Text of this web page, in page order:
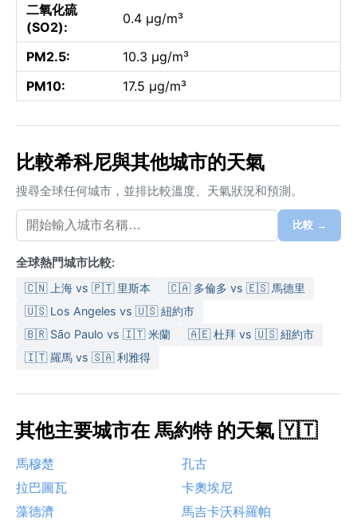
二氧化硫
(SO2):
0.4 µg/m³
PM2.5:
10.3 µg/m³
PM10:
17.5 µg/m³
比較希科尼與其他城市的天氣
搜尋全球任何城市，並排比較溫度、天氣狀況和預測。
比較 →
全球熱門城市比較:
🇨🇳 上海 vs 🇵🇹 里斯本
🇨🇦 多倫多 vs 🇪🇸 馬德里
🇺🇸 Los Angeles vs 🇺🇸 紐約市
🇧🇷 São Paulo vs 🇮🇹 米蘭
🇦🇪 杜拜 vs 🇺🇸 紐約市
🇮🇹 羅馬 vs 🇸🇦 利雅得
其他主要城市在 馬約特 的天氣 🇾🇹
馬穆楚
孔古
拉巴圖瓦
卡奧埃尼
藻德濟
馬吉卡沃科羅帕